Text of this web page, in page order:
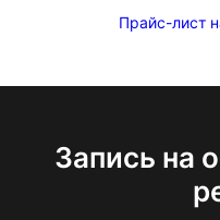
Прайс-лист
Запись на